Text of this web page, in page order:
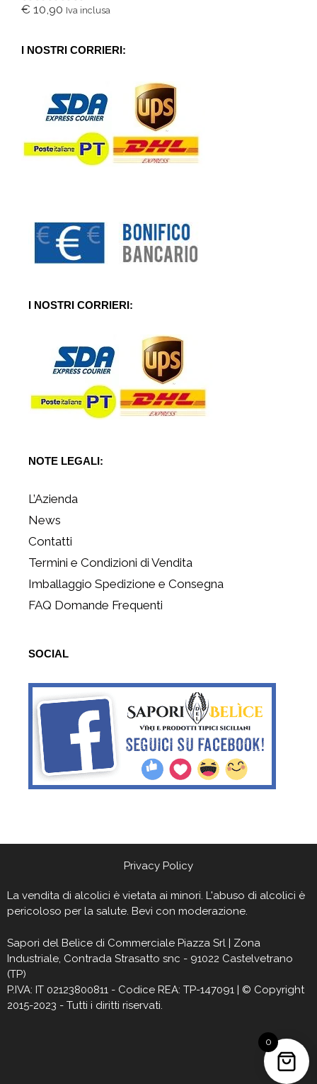
0
5
€ 10,90 Iva inclusa
I NOSTRI CORRIERI:
I NOSTRI CORRIERI:
NOTE LEGALI:
L’Azienda
News
Contatti
Termini e Condizioni di Vendita
Imballaggio Spedizione e Consegna
FAQ Domande Frequenti
SOCIAL
Privacy Policy
La vendita di alcolici è vietata ai minori. L'abuso di alcolici è
pericoloso per la salute. Bevi con moderazione.
Sapori del Belìce di Commerciale Piazza Srl | Zona
Industriale, Contrada Strasatto snc - 91022 Castelvetrano
(TP)
P.IVA: IT 02123800811 - Codice REA: TP-147091 | © Copyright
2015-2023 - Tutti i diritti riservati.
0